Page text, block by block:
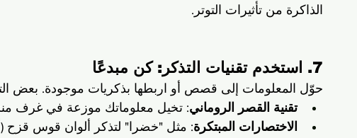
الذاكرة من تأثيرات التوتر.
7. استخدم تقنيات التذكر: كن مبدعًا
حوّل المعلومات إلى قصص أو اربطها بذكريات موجودة. بعض
تقنية القصر الروماني: تخيل معلوماتك موزعة في غرف
الاختصارات المبتكرة: مثل "خضرا" لتذكر ألوان قوس قزح